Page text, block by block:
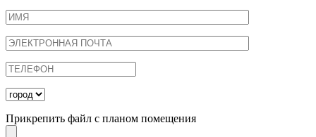
Прикрепить файл с планом помещения